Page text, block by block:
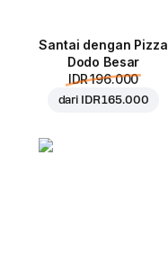
Santai dengan Pizza
Dodo Besar
IDR 196.000
dari IDR 165.000